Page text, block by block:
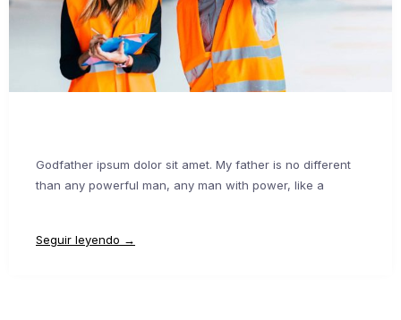
Godfather ipsum dolor sit amet. My father is no different
than any powerful man, any man with power, like a
Seguir leyendo →